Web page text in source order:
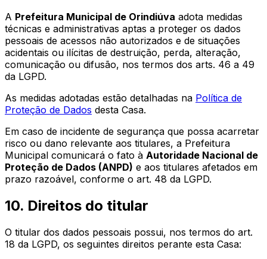
A Prefeitura Municipal de Orindiúva adota medidas
técnicas e administrativas aptas a proteger os dados
pessoais de acessos não autorizados e de situações
acidentais ou ilícitas de destruição, perda, alteração,
comunicação ou difusão, nos termos dos arts. 46 a 49
da LGPD.
As medidas adotadas estão detalhadas na Política de
Proteção de Dados desta Casa.
Em caso de incidente de segurança que possa acarretar
risco ou dano relevante aos titulares, a Prefeitura
Municipal comunicará o fato à Autoridade Nacional de
Proteção de Dados (ANPD) e aos titulares afetados em
prazo razoável, conforme o art. 48 da LGPD.
10. Direitos do titular
O titular dos dados pessoais possui, nos termos do art.
18 da LGPD, os seguintes direitos perante esta Casa: